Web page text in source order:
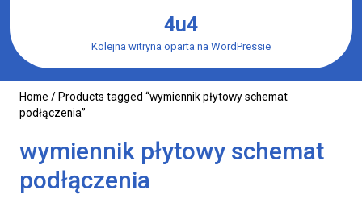
content
4u4
Kolejna witryna oparta na WordPressie
Home / Products tagged “wymiennik płytowy schemat
podłączenia”
wymiennik płytowy schemat
podłączenia